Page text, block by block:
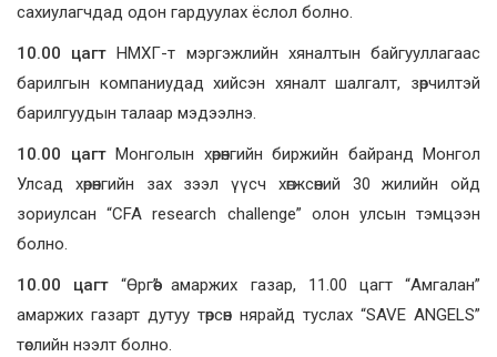
сахиулагчдад одон гардуулах ёслол болно.
10.00 цагт НМХГ-т мэргэжлийн хяналтын байгууллагаас
барилгын компаниудад хийсэн хяналт шалгалт, зөрчилтэй
барилгуудын талаар мэдээлнэ.
10.00 цагтМонголын хөрөнгийн биржийн байранд Монгол
Улсад хөрөнгийн зах зээл үүсч хөгжсөний 30 жилийн ойд
зориулсан “CFA research challenge” олон улсын тэмцээн
болно.
10.00 цагт “Өргөө” амаржих газар, 11.00 цагт “Амгалан”
амаржих газарт дутуу төрсөн нярайд туслах “SAVE ANGELS”
төслийн нээлт болно.